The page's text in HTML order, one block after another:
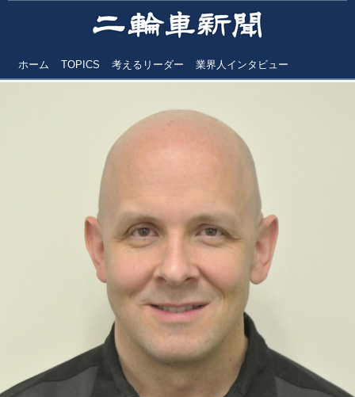
ホーム TOPICS 考えるリーダー 業界人インタビュー